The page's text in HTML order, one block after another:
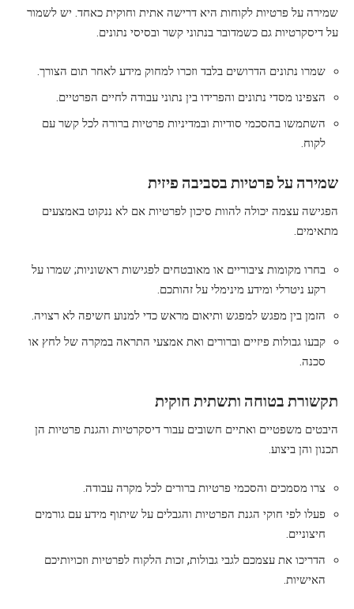
שמירה על פרטיות לקוחות היא דרישה אתית וחוקית כאחד. יש לשמור
על דיסקרטיות גם כשמדובר בנתוני קשר ובסיסי נתונים.
שמרו נתונים הדרושים בלבד וזכרו למחוק מידע לאחר תום הצורך.
הצפינו מסדי נתונים והפרידו בין נתוני עבודה לחיים הפרטיים.
השתמשו בהסכמי סודיות ובמדיניות פרטיות ברורה לכל קשר עם
לקוח.
שמירה על פרטיות בסביבה פיזית
הפגישה עצמה יכולה להוות סיכון לפרטיות אם לא ננקוט באמצעים
מתאימים.
בחרו מקומות ציבוריים או מאובטחים לפגישות ראשוניות; שמרו על
רקע ניטרלי ומידע מינימלי על זהותכם.
הזמן בין מפגש למפגש ותיאום מראש כדי למנוע חשיפה לא רצויה.
קבעו גבולות פיזיים וברורים ואת אמצעי התראה במקרה של לחץ או
סכנה.
תקשורת בטוחה ותשתית חוקית
היבטים משפטיים ואתיים חשובים עבור דיסקרטיות והגנת פרטיות הן
תכנון והן ביצוע.
צרו מסמכים והסכמי פרטיות ברורים לכל מקרה עבודה.
פעלו לפי חוקי הגנת הפרטיות והגבלים על שיתוף מידע עם גורמים
חיצוניים.
הדריכו את עצמכם לגבי גבולות, זכות הלקוח לפרטיות וזכויותיכם
האישיות.